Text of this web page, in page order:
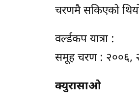
चरणमै सकिएको
वर्ल्डकप यात्रा :
समूह चरण : २००६,
क्युरासाओ